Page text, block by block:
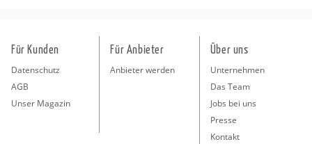
Für Kunden
Datenschutz
AGB
Unser Magazin
Für Anbieter
Anbieter werden
Über uns
Unternehmen
Das Team
Jobs bei uns
Presse
Kontakt